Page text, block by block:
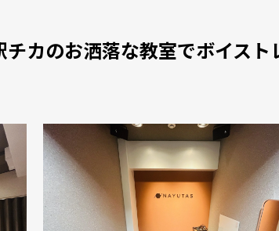
カのお洒落な教室でボイス